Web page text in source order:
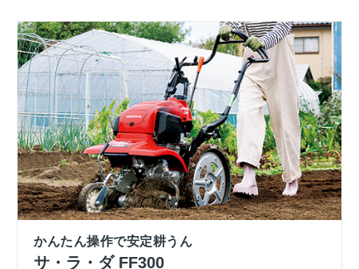
かんたん操作で安定耕うん
サ・ラ・ダ FF300